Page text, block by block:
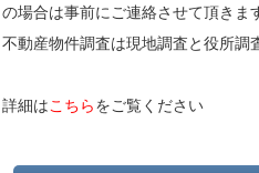
の場合は事前にご連絡させて頂きま
不動産物件調査は現地調査と役所調
詳細はこちらをご覧ください